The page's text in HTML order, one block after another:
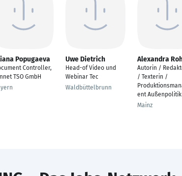
Popugaeva
Controller,
TSO GmbH
Uwe Dietrich
Head-of Video und
Webinar Tec
Waldbüttelbrunn
Alexandra
Autorin /
/ Texterin /
ent Außenpolitik
Mainz